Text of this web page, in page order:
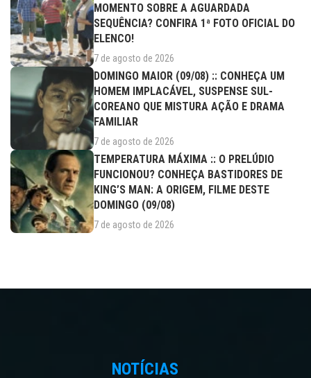
MOMENTO SOBRE A AGUARDADA
SEQUÊNCIA? CONFIRA 1ª FOTO OFICIAL DO
ELENCO!
7 de agosto de 2026
DOMINGO MAIOR (09/08) :: CONHEÇA UM
HOMEM IMPLACÁVEL, SUSPENSE SUL-
COREANO QUE MISTURA AÇÃO E DRAMA
FAMILIAR
7 de agosto de 2026
TEMPERATURA MÁXIMA :: O PRELÚDIO
FUNCIONOU? CONHEÇA BASTIDORES DE
KING’S MAN: A ORIGEM, FILME DESTE
DOMINGO (09/08)
7 de agosto de 2026
NOTÍCIAS